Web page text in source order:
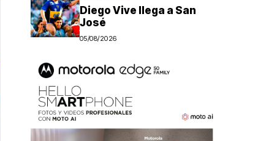
Diego Vive llega a San
José
05/08/2026